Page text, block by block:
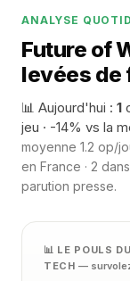
ANALYSE
Future of
levées de
📊 Aujourd'hui : 1
jeu · -14% vs la
moyenne 1.2 op/
en France · 2
parution presse.
📊 LE POULS
TECH—